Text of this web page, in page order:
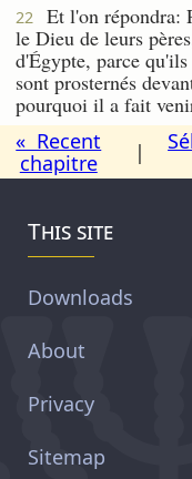
22
Et l'on répondra:
le Dieu de leurs
d'Égypte, parce
sont prosternés
pourquoi il a fait
« Recent
chapitre
|
This site
Downloads
About
Privacy
Sitemap